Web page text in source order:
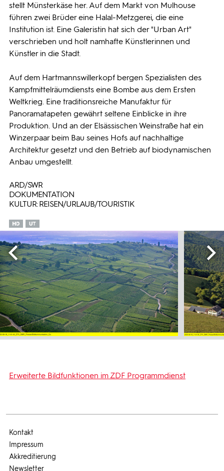
stellt Münsterkäse her. Auf dem Markt von Mulhouse
führen zwei Brüder eine Halal-Metzgerei, die eine
Institution ist. Eine Galeristin hat sich der "Urban Art"
verschrieben und holt namhafte Künstlerinnen und
Künstler in die Stadt.
Auf dem Hartmannswillerkopf bergen Spezialisten des
Kampfmittelräumdiensts eine Bombe aus dem Ersten
Weltkrieg. Eine traditionsreiche Manufaktur für
Panoramatapeten gewährt seltene Einblicke in ihre
Produktion. Und an der Elsässischen Weinstraße hat ein
Winzerpaar beim Bau seines Hofs auf nachhaltige
Architektur gesetzt und den Betrieb auf biodynamischen
Anbau umgestellt.
ARD/SWR
DOKUMENTATION
KULTUR: REISEN/URLAUB/TOURISTIK
Erweiterte Bildfunktionen im ZDF Programmdienst
Kontakt
Impressum
Akkreditierung
Newsletter